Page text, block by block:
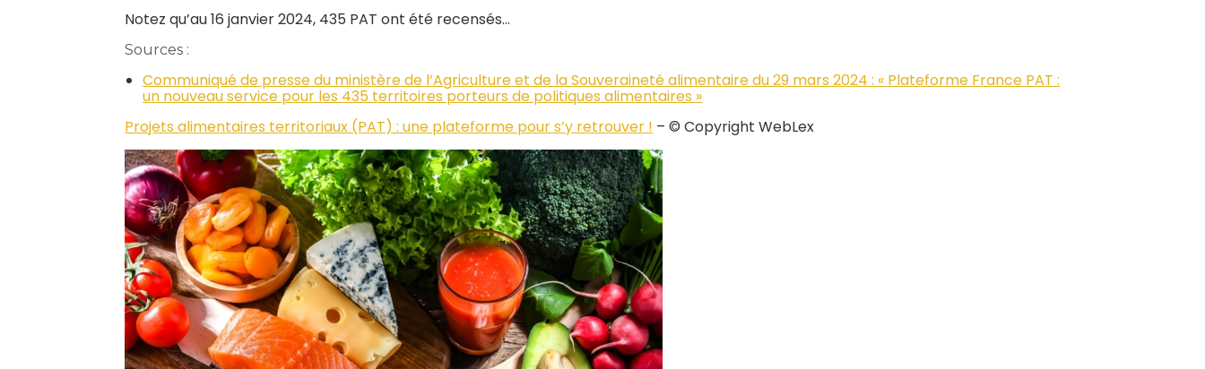
Notez qu’au 16 janvier 2024, 435 PAT ont été recensés…
Sources :
Communiqué de presse du ministère de l’Agriculture et de la Souveraineté alimentaire du 29 mars 2024 : « Plateforme France PAT :
un nouveau service pour les 435 territoires porteurs de politiques alimentaires »
Projets alimentaires territoriaux (PAT) : une plateforme pour s’y retrouver ! – © Copyright WebLex